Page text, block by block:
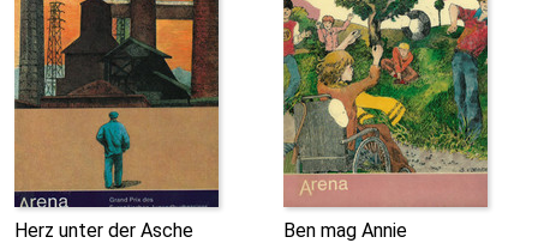
Herz unter der Asche Ben mag Annie